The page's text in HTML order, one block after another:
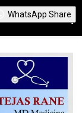
WhatsApp Share